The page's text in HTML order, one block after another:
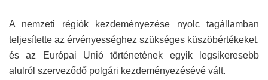
A nemzeti régiók kezdeményezése nyolc tagállamban
teljesítette az érvényességhez szükséges küszöbértékeket,
és az Európai Unió történetének egyik legsikeresebb
alulról szerveződő polgári kezdeményezésévé vált.